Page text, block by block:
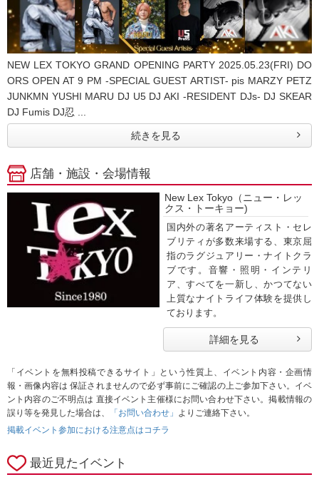
NEW LEX TOKYO GRAND OPENING PARTY 2025.05.23(FRI) DO
ORS OPEN AT 9 PM -SPECIAL GUEST ARTIST- pis MARZY PETZ
JUNKMN YUSHI MARU DJ U5 DJ AKI -RESIDENT DJs- DJ SKEAR
DJ Fumis DJ忍 ...
続きを見る
店舗・施設・会場情報
New Lex Tokyo（ニュー・レッ
クス・トーキョー)
国内外の著名アーティスト・セレ
ブリティが多数来場する、東京屈
指のラグジュアリー・ナイトクラ
ブです。音響・照明・インテリ
ア、すべてを一新し、かつてない
上質なナイトライフ体験を提供し
ております。
詳細を見る
「イベントを無料投稿できるサイト」という性質上、イベント内容・企画情
報・画像内容は 保証されませんので必ず事前にご確認の上ご参加下さい。イベ
ント内容のご不明点は 直接イベント主催様にお問い合わせ下さい。掲載情報の
誤り等を発見した場合は、
「お問い合わせ」 よりご連絡下さい。
掲載イベント参加における注意点はコチラ
最近見たイベント